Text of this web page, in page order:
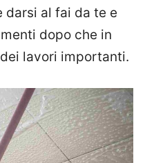
darsi al fai da te e
dopo che in
lavori importanti.